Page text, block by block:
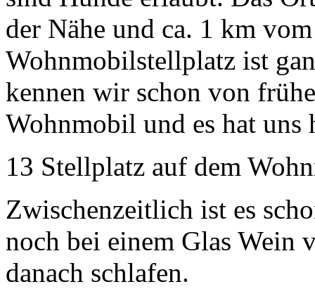
der Nähe und ca. 1 km
Wohnmobilstellplatz ist
kennen wir schon von
Wohnmobil und es hat
13 Stellplatz auf dem
Zwischenzeitlich ist es
noch bei einem Glas Wein
danach schlafen.